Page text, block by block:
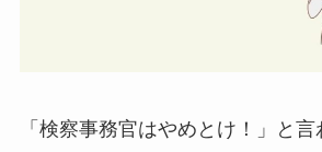
「検察事務官はやめとけ！」と